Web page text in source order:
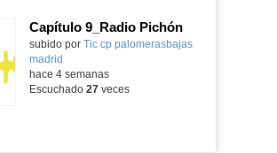
Capítulo 9_Radio Pichón
Contenido educativo.
subido por Tic cp palomerasbajas
madrid
hace 4 semanas
Escuchado 27veces